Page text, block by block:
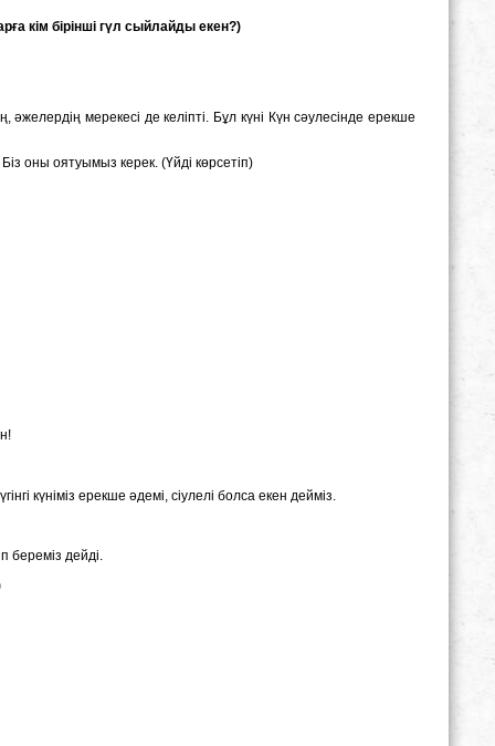
кім бірінші гүл сыйлайды екен?)
мерекесі де келіпті. Бұл күні Күн сәулесінде ерекше
оны оятуымыз керек. (Үйді көрсетіп)
күніміз ерекше әдемі, сіулелі болса екен дейміз.
береміз дейді.